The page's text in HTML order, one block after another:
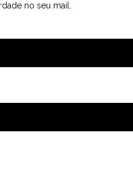
no seu mail.